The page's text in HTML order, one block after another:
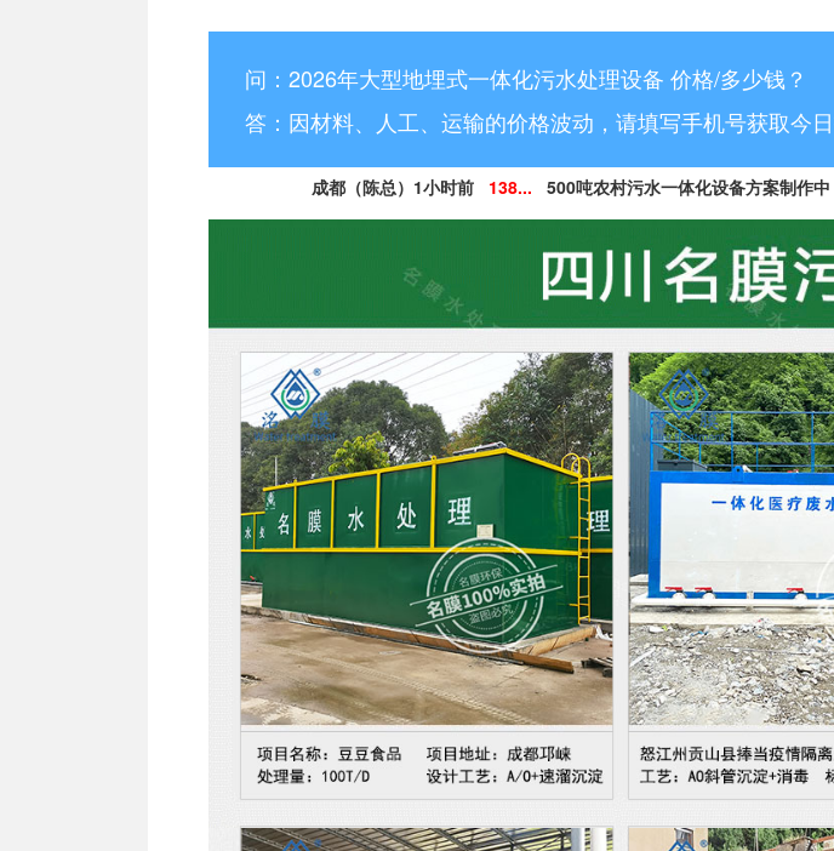
问：2026年大型地埋式一体化污水处理设备 价格/多少钱？
答：因材料、人工、运输的价格波动，请填写手机号获取今日
成都（陈总）1小时前 138...
500吨农村污水一体化设备方案制作中
德阳（林小姐）3小时前 158... 10吨工业污水设备报价已发送
南充（黄总）7小时前
182... 70吨气浮机产品参数表已发送
阿坝州（杨经理）30分钟前
136... 5吨小型污水处理设备合同已签订
广安（祝总）10分钟前 155... 1000吨污水处理厂咨询已完成
资阳（范女士）1天前 138... 10吨豆制品污水一体化设备已发货
乐山（马总）15分钟前 152... 50吨养猪污水处理报价表已发送
成都（吴经理）1天前
100吨脱硫污水处理设备报价单已发送
泸州（朱经理）5天前 182... 30吨生活污水处理设备合同已签订